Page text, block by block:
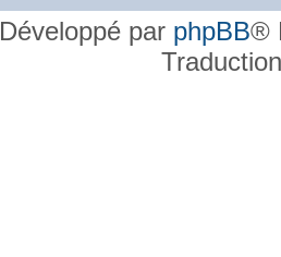
Développé par phpBB®